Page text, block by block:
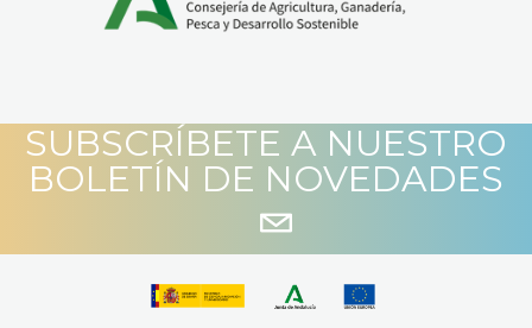
SUBSCRÍBETE A NUESTRO
BOLETÍN DE NOVEDADES